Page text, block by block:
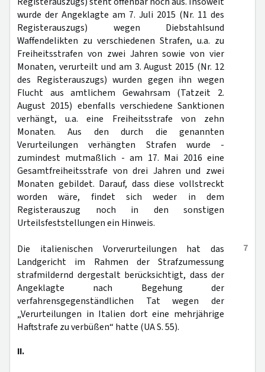
wurde der Angeklagte am 7. Juli 2015 (Nr. 11 des
Registerauszugs) wegen Diebstahlsund
Waffendelikten zu verschiedenen Strafen, u.a. zu
Freiheitsstrafen von zwei Jahren sowie von vier
Monaten, verurteilt und am 3. August 2015 (Nr. 12
des Registerauszugs) wurden gegen ihn wegen
Flucht aus amtlichem Gewahrsam (Tatzeit 2.
August 2015) ebenfalls verschiedene Sanktionen
verhängt, u.a. eine Freiheitsstrafe von zehn
Monaten. Aus den durch die genannten
Verurteilungen verhängten Strafen wurde -
zumindest mutmaßlich - am 17. Mai 2016 eine
Gesamtfreiheitsstrafe von drei Jahren und zwei
Monaten gebildet. Darauf, dass diese vollstreckt
worden wäre, findet sich weder in dem
Registerauszug noch in den sonstigen
Urteilsfeststellungen ein Hinweis.
7
Die italienischen Vorverurteilungen hat das
Landgericht im Rahmen der Strafzumessung
strafmildernd dergestalt berücksichtigt, dass der
Angeklagte nach Begehung der
verfahrensgegenständlichen Tat wegen der
„Verurteilungen in Italien dort eine mehrjährige
Haftstrafe zu verbüßen“ hatte (UA S. 55).
II.